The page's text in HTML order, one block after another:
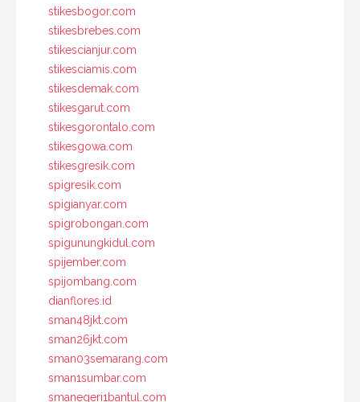
stikesbogor.com
stikesbrebes.com
stikescianjur.com
stikesciamis.com
stikesdemak.com
stikesgarut.com
stikesgorontalo.com
stikesgowa.com
stikesgresik.com
spigresik.com
spigianyar.com
spigrobongan.com
spigunungkidul.com
spijember.com
spijombang.com
dianflores.id
sman48jkt.com
sman26jkt.com
sman03semarang.com
sman1sumbar.com
smanegeri1bantul.com